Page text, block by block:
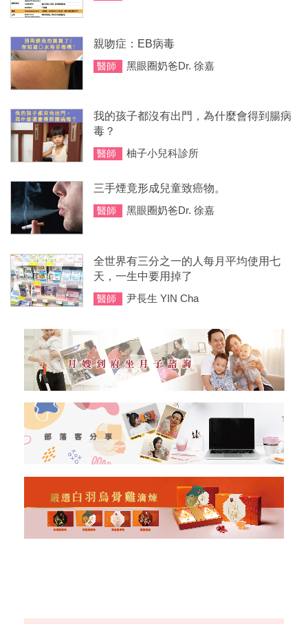
親吻症：EB病毒
醫師 黑眼圈奶爸Dr. 徐嘉
我的孩子都沒有出門，為什麼會得到腸病
毒？
醫師 柚子小兒科診所
三手煙竟形成兒童致癌物。
醫師 黑眼圈奶爸Dr. 徐嘉
全世界有三分之一的人每月平均使用七
天，一生中要用掉了
醫師 尹長生 YIN Cha